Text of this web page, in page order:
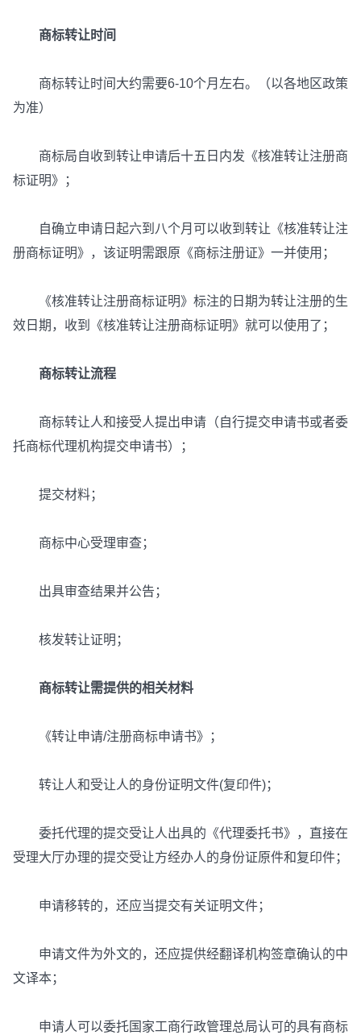
商标转让时间
商标转让时间大约需要6-10个月左右。（以各地区政策
为准）
商标局自收到转让申请后十五日内发《核准转让注册商
标证明》；
自确立申请日起六到八个月可以收到转让《核准转让注
册商标证明》，该证明需跟原《商标注册证》一并使用；
《核准转让注册商标证明》标注的日期为转让注册的生
效日期，收到《核准转让注册商标证明》就可以使用了；
商标转让流程
商标转让人和接受人提出申请（自行提交申请书或者委
托商标代理机构提交申请书）；
提交材料；
商标中心受理审查；
出具审查结果并公告；
核发转让证明；
商标转让需提供的相关材料
《转让申请/注册商标申请书》；
转让人和受让人的身份证明文件(复印件)；
委托代理的提交受让人出具的《代理委托书》，直接在
受理大厅办理的提交受让方经办人的身份证原件和复印件；
申请移转的，还应当提交有关证明文件；
申请文件为外文的，还应提供经翻译机构签章确认的中
文译本；
申请人可以委托国家工商行政管理总局认可的具有商标